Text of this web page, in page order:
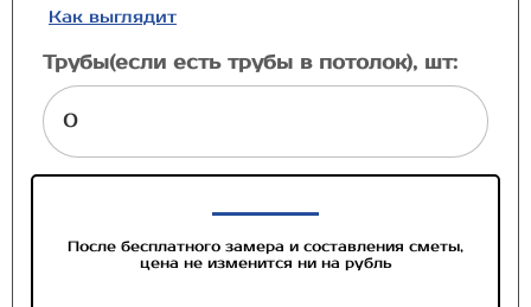
Как выглядит
Трубы(если есть трубы в потолок), шт:
После бесплатного замера и составления сметы,
цена не изменится ни на рубль